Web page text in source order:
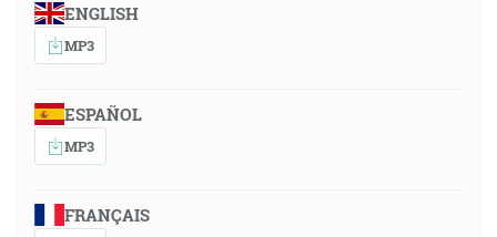
ENGLISH
MP3
ESPAÑOL
MP3
FRANÇAIS